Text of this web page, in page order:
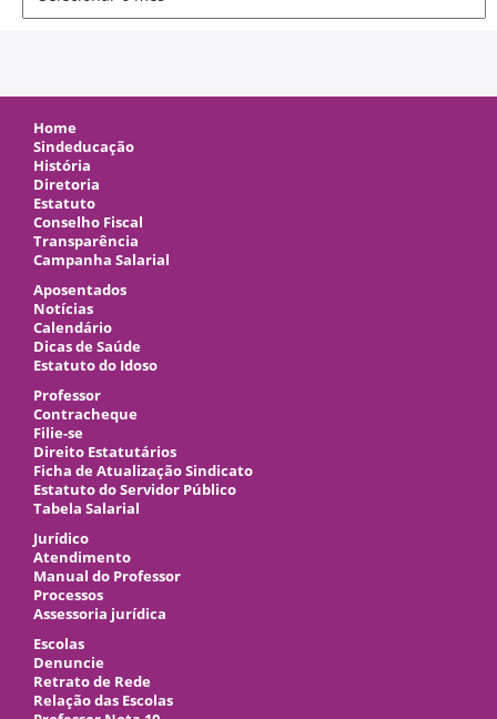
Home
Sindeducação
História
Diretoria
Estatuto
Conselho Fiscal
Transparência
Campanha Salarial
Aposentados
Notícias
Calendário
Dicas de Saúde
Estatuto do Idoso
Professor
Contracheque
Filie-se
Direito Estatutários
Ficha de Atualização Sindicato
Estatuto do Servidor Público
Tabela Salarial
Jurídico
Atendimento
Manual do Professor
Processos
Assessoria jurídica
Escolas
Denuncie
Retrato de Rede
Relação das Escolas